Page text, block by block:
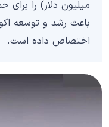
میلیون دلار) را
اختصاص داده است.